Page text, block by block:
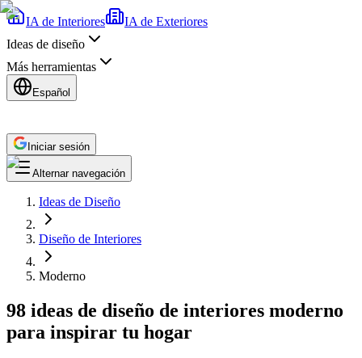
IA de Interiores
IA de Exteriores
Ideas de diseño
Más herramientas
Español
Iniciar sesión
Alternar navegación
Ideas de Diseño
Diseño de Interiores
Moderno
98 ideas de diseño de interiores moderno
para inspirar tu hogar